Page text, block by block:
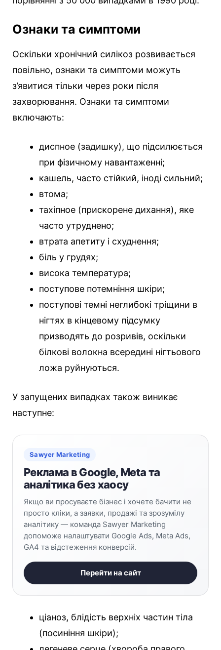
Ознаки та симптоми
Оскільки хронічний силікоз розвивається
повільно, ознаки та симптоми можуть
з’явитися тільки через роки після
захворювання. Ознаки та симптоми
включають:
диспное (задишку), що підсилюється
при фізичному навантаженні;
кашель, часто стійкий, іноді сильний;
втома;
тахіпное (прискорене дихання), яке
часто утруднено;
втрата апетиту і схуднення;
біль у грудях;
висока температура;
поступове потемніння шкіри;
поступові темні неглибокі тріщини в
нігтях в кінцевому підсумку
призводять до розривів, оскільки
білкові волокна всередині нігтьового
ложа руйнуються.
У запущених випадках також виникає
наступне:
Sawyer Marketing
Реклама в Google, Meta та
аналітика без хаосу
Якщо ви просуваєте бізнес і хочете бачити не
просто кліки, а заявки, продажі та зрозумілу
аналітику — команда Sawyer Marketing
допоможе налаштувати Google Ads, Meta Ads,
GA4 та відстеження конверсій.
Перейти на сайт
ціаноз, блідість верхніх частин тіла
(посиніння шкіри);